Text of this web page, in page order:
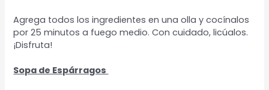
Agrega todos los ingredientes en una olla y cocínalos
por 25 minutos a fuego medio. Con cuidado, licúalos.
¡Disfruta!
Sopa de Espárragos